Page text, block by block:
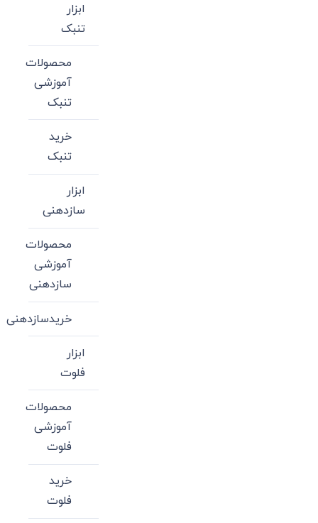
ابزار
تنبک
محصولات
آموزشی
تنبک
خرید
تنبک
ابزار
سازدهنی
محصولات
آموزشی
سازدهنی
خریدسازدهنی
ابزار
فلوت
محصولات
آموزشی
فلوت
خرید
فلوت